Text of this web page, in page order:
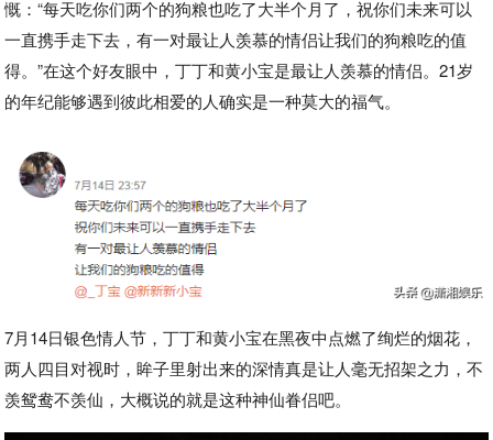
慨：“每天吃你们两个的狗粮也吃了大半个月了，祝你们未来可以
一直携手走下去，有一对最让人羡慕的情侣让我们的狗粮吃的值
得。”在这个好友眼中，丁丁和黄小宝是最让人羡慕的情侣。21岁
的年纪能够遇到彼此相爱的人确实是一种莫大的福气。
7月14日银色情人节，丁丁和黄小宝在黑夜中点燃了绚烂的烟花，
两人四目对视时，眸子里射出来的深情真是让人毫无招架之力，不
羡鸳鸯不羡仙，大概说的就是这种神仙眷侣吧。